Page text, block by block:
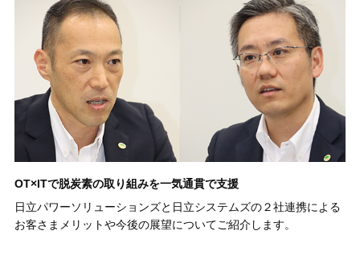
OT×ITで脱炭素の取り組みを一気通貫で支援
日立パワーソリューションズと日立システムズの２社連携による
お客さまメリットや今後の展望についてご紹介します。